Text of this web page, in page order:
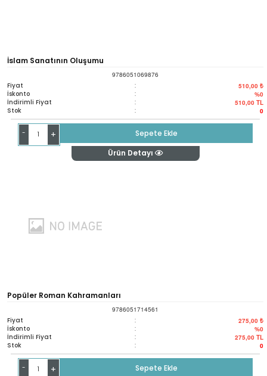
İslam Sanatının Oluşumu
9786051069876
Fiyat : 510,00 ₺
İskonto : %0
İndirimli Fiyat : 510,00 TL
Stok : 0
- +
Sepete Ekle
Ürün Detayı
Popüler Roman Kahramanları
9786051714561
Fiyat : 275,00 ₺
İskonto : %0
İndirimli Fiyat : 275,00 TL
Stok : 0
- +
Sepete Ekle